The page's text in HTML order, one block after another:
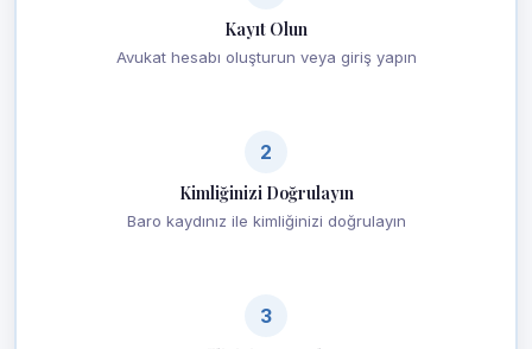
Kayıt Olun
Avukat hesabı oluşturun veya giriş yapın
2
Kimliğinizi Doğrulayın
Baro kaydınız ile kimliğinizi doğrulayın
3